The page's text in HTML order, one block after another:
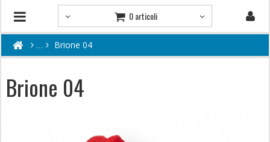
0 articoli
Brione 04
Brione 04